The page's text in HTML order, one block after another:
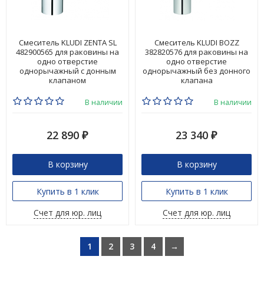
Смеситель KLUDI ZENTA SL
482900565 для раковины на
одно отверстие
однорычажный с донным
клапаном
В наличии
22 890 ₽
В корзину
Купить в 1 клик
Счет для юр. лиц
Смеситель KLUDI BOZZ
382820576 для раковины на
одно отверстие
однорычажный без донного
клапана
В наличии
23 340 ₽
В корзину
Купить в 1 клик
Счет для юр. лиц
1 2 3 4 →